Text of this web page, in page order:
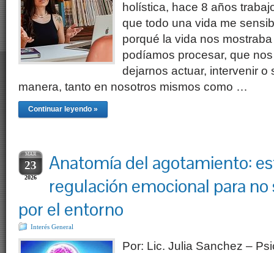
holística, hace 8 años
que todo una vida me
porqué la vida nos
podíamos procesar, que
dejarnos actuar, intervenir o
manera, tanto en nosotros mismos como …
Continuar leyendo »
MAR
23
2026
Anatomía del agotamiento:
regulación emocional para
por el entorno
Interés General
Por: Lic. Julia Sanchez –